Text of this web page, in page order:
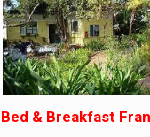
Bed & Breakfast